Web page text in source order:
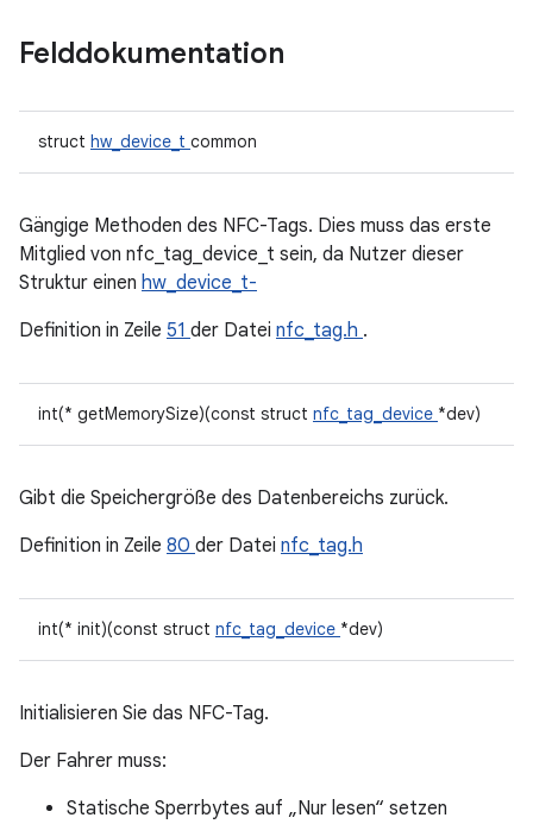
Felddokumentation
struct hw_device_t common
Gängige Methoden des NFC-Tags. Dies muss das erste
Mitglied von nfc_tag_device_t sein, da Nutzer dieser
Struktur einen hw_device_t-
Definition in Zeile 51 der Datei nfc_tag.h .
int(* getMemorySize)(const struct nfc_tag_device *dev)
Gibt die Speichergröße des Datenbereichs zurück.
Definition in Zeile 80 der Datei nfc_tag.h
int(* init)(const struct nfc_tag_device *dev)
Initialisieren Sie das NFC-Tag.
Der Fahrer muss:
Statische Sperrbytes auf „Nur lesen“ setzen